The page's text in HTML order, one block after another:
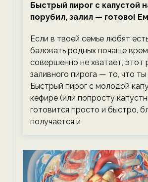
Быстрый пирог с капустой
порубил, залил — готово!
Если в твоей семье любят
баловать родных почаще
совершенно не хватает, этот
заливного пирога — то, что ты
Быстрый пирог с молодой
кефире (или попросту
готовится просто и быстро,
получается и